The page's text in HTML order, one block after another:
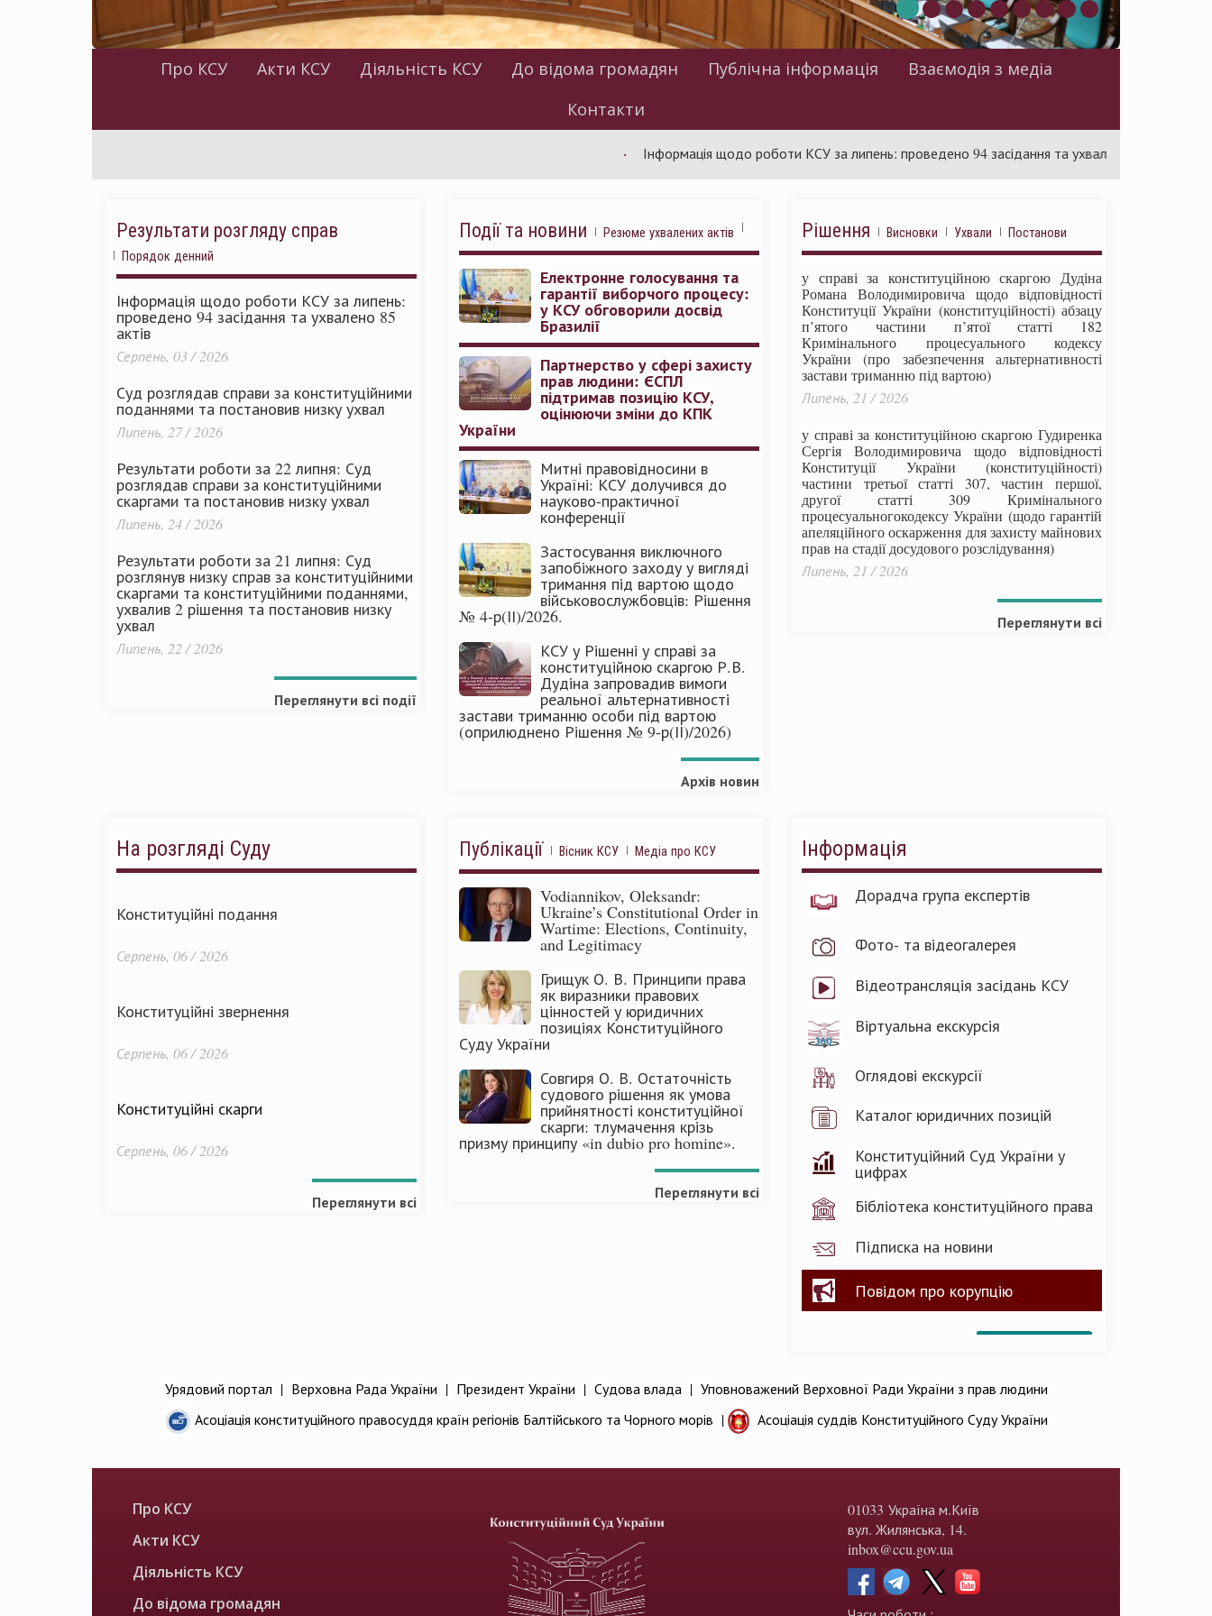
Про КСУ Акти КСУ Діяльність КСУ До відома громадян Публічна інформація
Взаємодія з медіа
Контакти
Інформація щодо роботи КСУ за липень: проведено 94 засідання та ухвалено 85 актів
Результати розгляду справ
Порядок денний
Інформація щодо роботи КСУ за липень:
проведено 94 засідання та ухвалено 85
актів
Серпень, 03 / 2026
Суд розглядав справи за конституційними
поданнями та постановив низку ухвал
Липень, 27 / 2026
Результати роботи за 22 липня: Суд
розглядав справи за конституційними
скаргами та постановив низку ухвал
Липень, 24 / 2026
Результати роботи за 21 липня: Суд
розглянув низку справ за конституційними
скаргами та конституційними поданнями,
ухвалив 2 рішення та постановив низку
ухвал
Липень, 22 / 2026
Переглянути всі події
Події та новини Резюме ухвалених актів
Електронне голосування та
гарантії виборчого процесу:
у КСУ обговорили досвід
Бразилії
Партнерство у сфері захисту
прав людини: ЄСПЛ
підтримав позицію КСУ,
оцінюючи зміни до КПК
України
Митні правовідносини в
Україні: КСУ долучився до
науково-практичної
конференції
Застосування виключного
запобіжного заходу у вигляді
тримання під вартою щодо
військовослужбовців: Рішення
№ 4-р(ІІ)/2026.
КСУ у Рішенні у справі за
конституційною скаргою Р.В.
Дудіна запровадив вимоги
реальної альтернативності
застави триманню особи під вартою
(оприлюднено Рішення № 9-р(ІІ)/2026)
Архів новин
Рішення Висновки Ухвали Постанови
у справі за конституційною скаргою Дудіна
Романа Володимировича щодо відповідності
Конституції України (конституційності) абзацу
п’ятого частини п’ятої статті 182
Кримінального процесуального кодексу
України (про забезпечення альтернативності
застави триманню під вартою)
Липень, 21 / 2026
у справі за конституційною скаргою Гудиренка
Сергія Володимировича щодо відповідності
Конституції України (конституційності)
частини третьої статті 307, частин першої,
другої статті 309 Кримінального
процесуальногокодексу України (щодо гарантій
апеляційного оскарження для захисту майнових
прав на стадії досудового розслідування)
Липень, 21 / 2026
Переглянути всі
На розгляді Суду
Конституційні подання
Серпень, 06 / 2026
Конституційні звернення
Серпень, 06 / 2026
Конституційні скарги
Серпень, 06 / 2026
Переглянути всі
Публікації Вісник КСУ Медіа про КСУ
Vodiannikov, Oleksandr:
Ukraine’s Constitutional Order in
Wartime: Elections, Continuity,
and Legitimacy
Грищук О. В. Принципи права
як виразники правових
цінностей у юридичних
позиціях Конституційного
Суду України
Совгиря О. В. Остаточність
судового рішення як умова
прийнятності конституційної
скарги: тлумачення крізь
призму принципу «in dubio pro homine».
Переглянути всі
Інформація
Дорадча група експертів
Фото- та відеогалерея
Відеотрансляція засідань КСУ
Віртуальна екскурсія
Оглядові екскурсії
Каталог юридичних позицій
Конституційний Суд України у
цифрах
Бібліотека конституційного права
Підписка на новини
Повідом про корупцію
Урядовий портал | Верховна Рада України | Президент України | Судова влада | Уповноважений Верховної Ради України з прав людини
Асоціація конституційного правосуддя країн регіонів Балтійського та Чорного морів | Асоціація суддів Конституційного Суду України
Про КСУ
Акти КСУ
Діяльність КСУ
До відома громадян
01033 Україна м.Київ
вул. Жилянська, 14.
inbox@ccu.gov.ua